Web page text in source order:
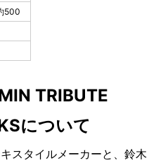
500
TRIBUTE
について
スタイルメーカーと、鈴木